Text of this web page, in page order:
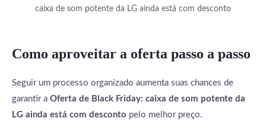
caixa de som potente da LG ainda está com desconto
Como aproveitar a oferta passo a passo
Seguir um processo organizado aumenta suas chances de
garantir a Oferta de Black Friday: caixa de som potente da
LG ainda está com desconto pelo melhor preço.